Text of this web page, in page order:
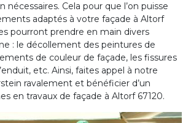
nécessaires. Cela pour que l’on puisse
adaptés à votre façade à Altorf
pourront prendre en main divers
: le décollement des peintures de
de couleur de façade, les fissures
etc. Ainsi, faites appel à notre
ravalement et bénéficier d’un
en travaux de façade à Altorf 67120.